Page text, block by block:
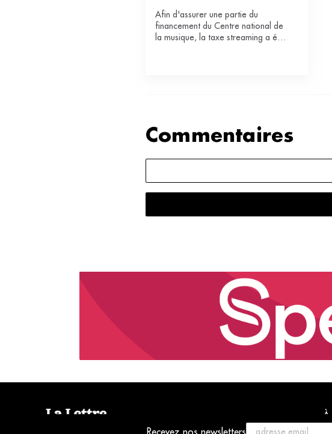
Recevez nos newsletters
Afin d'assurer une partie du
financement du Centre national de
la musique, la taxe streaming a été
Commentaires